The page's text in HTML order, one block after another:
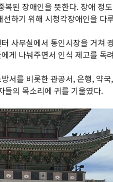
된 장애인을 뜻한다. 장애 정
하기 위해 시청각장애인을
사무실에서 통인시장을 거쳐
게 나눠주면서 인식 제고를 독
서를 비롯한 관공서, 은행, 약
들의 목소리에 귀를 기울였다.